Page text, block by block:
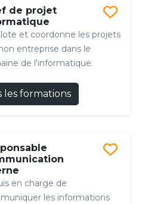
de projet
et coordonne les projets
entreprise dans le
de l'informatique.
les formations
en charge de
les informations